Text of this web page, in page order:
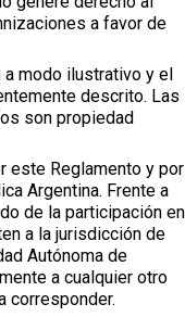
a favor de
modo ilustrativo y el
descrito. Las
son propiedad
este Reglamento y por
Argentina. Frente a
de la participación en
a la jurisdicción de
Autónoma de
a cualquier otro
corresponder.